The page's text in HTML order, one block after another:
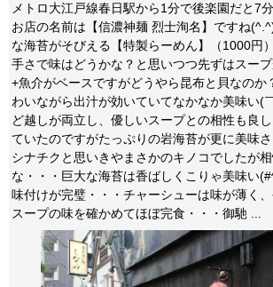
メトロ大江戸線春日駅から1分で後楽園だと7
お店の名前は【信濃神麺 烈士洵名】ですね
な海苔がそびえる【特製らーめん】（1000円
手さで味はどうかな？と思いつつ先ずはスー
+魚介がベースですがどうやら昆布と貝なのか
わいながら出汁が効いていてなかなか美味い
ど越しが両立し、優しいスープとの相性も良
ていたのですがたっぷりの岩海苔が更に美味さ
シナチクと思いきやまさかのキノコでしたが
な・・・巨大な海苔は香ばしくこりゃ美味い
味付けが完璧・・・チャーシューは味が薄く、
スープの味を確かめてほぼ完食・・・御馳 ...